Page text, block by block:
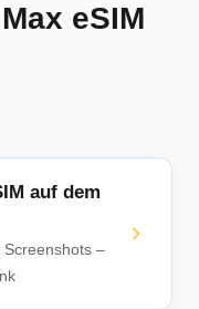
eSIM
auf dem
Screenshots –